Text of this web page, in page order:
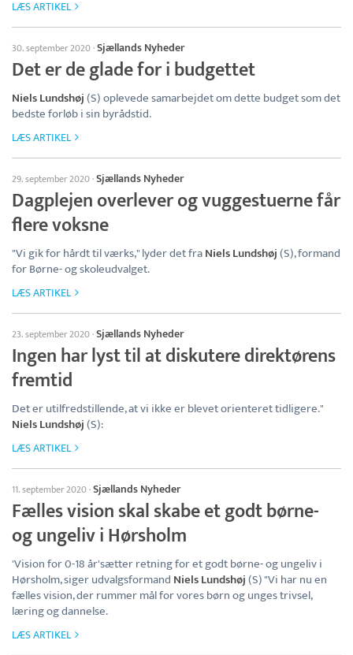
LÆS ARTIKEL
30. september 2020·Sjællands Nyheder
Det er de glade for i budgettet
Niels Lundshøj(S) oplevede samarbejdet om dette budget som det
bedste forløb i sin byrådstid.
LÆS ARTIKEL
29. september 2020·Sjællands Nyheder
Dagplejen overlever og vuggestuerne får
flere voksne
"Vi gik for hårdt til værks," lyder det fraNiels Lundshøj(S), formand
for Børne- og skoleudvalget.
LÆS ARTIKEL
23. september 2020·Sjællands Nyheder
Ingen har lyst til at diskutere direktørens
fremtid
Det er utilfredstillende, at vi ikke er blevet orienteret tidligere."
Niels Lundshøj(S):
LÆS ARTIKEL
11. september 2020·Sjællands Nyheder
Fælles vision skal skabe et godt børne-
og ungeliv i Hørsholm
'Vision for 0-18 år'sætter retning for et godt børne- og ungeliv i
Hørsholm, siger udvalgsformand Niels Lundshøj(S) "Vi har nu en
fælles vision, der rummer mål for vores børn og unges trivsel,
læring og dannelse.
LÆS ARTIKEL